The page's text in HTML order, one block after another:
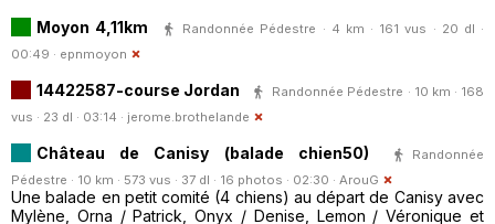
Moyon 4,11km
Randonnée Pédestre · 4 km · 161 vus · 20 dl ·
00:49 · epnmoyon
14422587-course Jordan
Randonnée Pédestre · 10 km · 168
vus · 23 dl · 03:14 · jerome.brothelande
Château de Canisy (balade chien50)
Randonnée
Pédestre · 10 km · 573 vus · 37 dl · 16 photos · 02:30 · ArouG
Une balade en petit comité (4 chiens) au départ de Canisy avec
Mylène, Orna / Patrick, Onyx / Denise, Lemon / Véronique et